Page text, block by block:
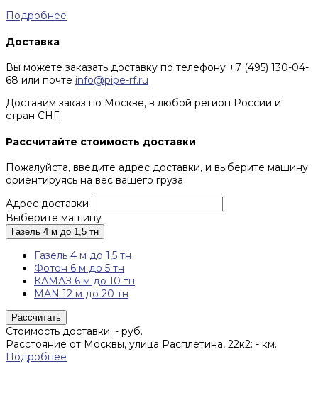
Подробнее
Доставка
Вы можете заказать доставку по телефону +7 (495) 130-04-
68 или почте info@pipe-rf.ru
Доставим заказ по Москве, в любой регион России и
стран СНГ.
Рассчитайте стоимость доставки
Пожалуйста, введите адрес доставки, и выберите машину
ориентируясь на вес вашего груза
Адрес доставки
Выберите машину
Газель 4 м до 1,5 тн
Газель 4 м до 1,5 тн
Фотон 6 м до 5 тн
КАМАЗ 6 м до 10 тн
MAN 12 м до 20 тн
Рассчитать
Стоимость доставки: - руб.
Расстояние от Москвы, улица Расплетина, 22к2: - км.
Подробнее